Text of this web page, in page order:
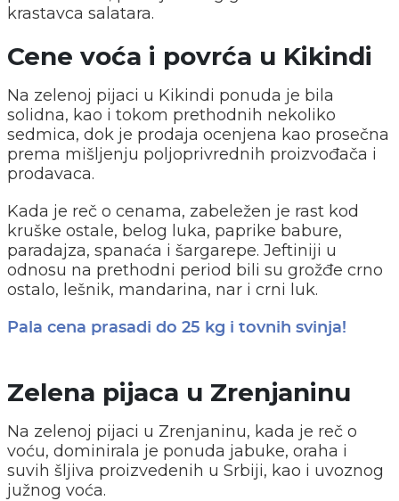
krastavca salatara.
Cene voća i povrća u Kikindi
Na zelenoj pijaci u Kikindi ponuda je bila
solidna, kao i tokom prethodnih nekoliko
sedmica, dok je prodaja ocenjena kao prosečna
prema mišljenju poljoprivrednih proizvođača i
prodavaca.
Kada je reč o cenama, zabeležen je rast kod
kruške ostale, belog luka, paprike babure,
paradajza, spanaća i šargarepe. Jeftiniji u
odnosu na prethodni period bili su grožđe crno
ostalo, lešnik, mandarina, nar i crni luk.
Pala cena prasadi do 25 kg i tovnih svinja!
Zelena pijaca u Zrenjaninu
Na zelenoj pijaci u Zrenjaninu, kada je reč o
voću, dominirala je ponuda jabuke, oraha i
suvih šljiva proizvedenih u Srbiji, kao i uvoznog
južnog voća.